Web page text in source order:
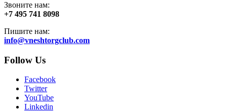
Звоните нам:
+7 495 741 8098
Пишите нам:
info@vneshtorgclub.com
Follow Us
Facebook
Twitter
YouTube
Linkedin